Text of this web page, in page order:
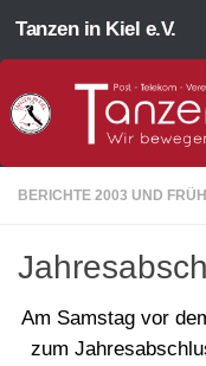
Zum Inhalt springen
Tanzen in Kiel e.V.
BERICHTE 2003 UND
Am Samstag vor
zum